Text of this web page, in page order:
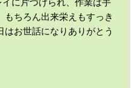
ちろん出来栄えもすっき
はお世話になりありがとう